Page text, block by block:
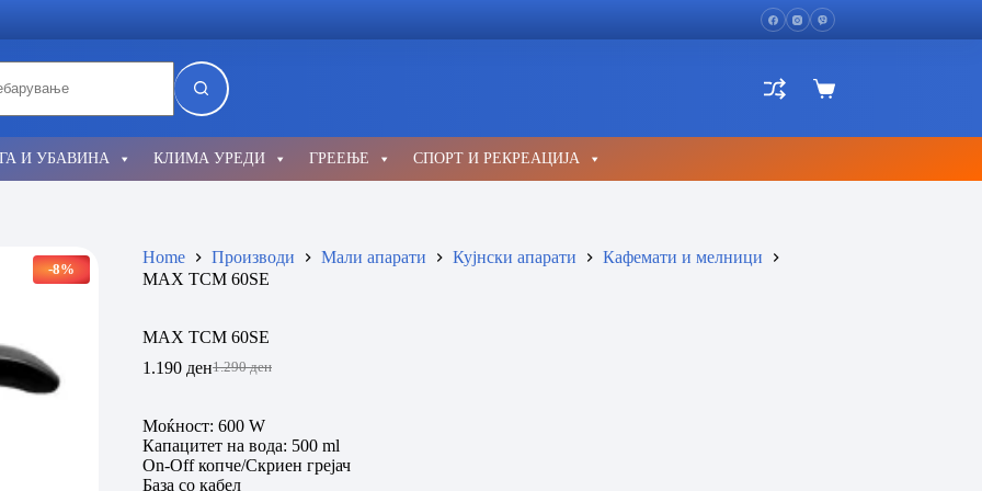
Shopping
И УБАВИНА КЛИМА УРЕДИ ГРЕЕЊЕ СПОРТ И РЕКРЕАЦИЈА
-8%
Home Производи Мали апарати Кујнски апарати
Кафемати и мелници
MAX TCM 60SE
MAX TCM 60SE
1.290ден
Original
1.290 ден.
1.190 денCurrent
1.190 ден.
Моќност: 600 W
Капацитет на вода: 500 ml
On-Оff копче/Скриен грејач
База со кабел